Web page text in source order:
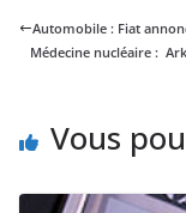
Automobile : Fiat
Médecine nucléaire :
Vous